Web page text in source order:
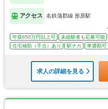
アクセス 名鉄蒲郡線 形原駅
年収650万円以上可 未経験者も応募可能
住宅補助（手当）あり
駅チカ 車通勤可
求人の詳細を見る